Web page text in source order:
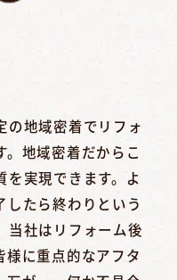
の地域密着でリフォ
地域密着だからこ
実現できます。よ
したら終わりという
当社はリフォーム後
様に重点的なアフタ